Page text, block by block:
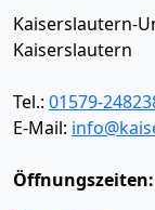
Kaiserslautern-
Kaiserslautern
Tel.: 01579-
E-Mail:
Öffnungszeiten: